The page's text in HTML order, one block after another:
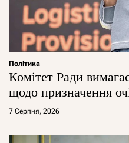
Політика
Комітет Ради
щодо призначення
7 Серпня, 2026